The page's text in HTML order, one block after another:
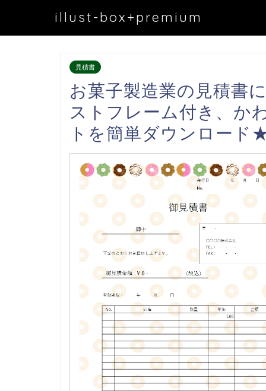
illust-box+premium
見積書
お菓子製造業の見積書
ストフレーム付き、か
トを簡単ダウンロード